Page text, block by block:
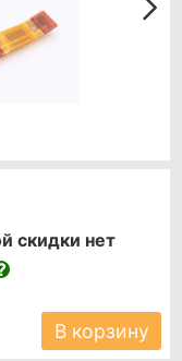
скидки нет
В корзину